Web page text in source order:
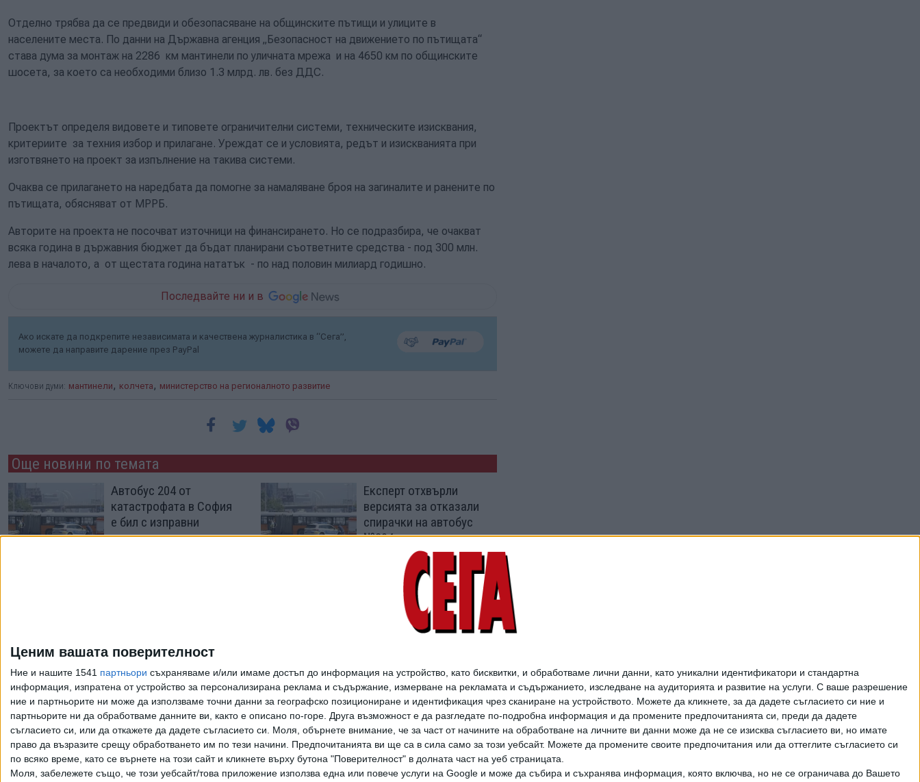
Ценим вашата поверителност
Ние и нашите 1541 партньори съхраняваме и/или имаме достъп до информация на устройство, като бисквитки, и обработваме лични данни, като уникални идентификатори и стандартна
информация, изпратена от устройство за персонализирана реклама и съдържание, измерване на рекламата и съдържанието, изследване на аудиторията и развитие на услуги. С ваше разрешение
ние и партньорите ни може да използваме точни данни за географско позициониране и идентификация чрез сканиране на устройството. Можете да кликнете, за да дадете съгласието си ние и
партньорите ни да обработваме данните ви, както е описано по-горе. Друга възможност е да разгледате по-подробна информация и да промените предпочитанията си, преди да дадете
съгласието си, или да откажете да дадете съгласието си.
Моля, обърнете внимание, че за част от начините на обработване на личните ви данни може да не се изисква съгласието ви, но имате
право да възразите срещу обработването им по тези начини. Предпочитанията ви ще са в сила само за този уебсайт. Можете да промените своите предпочитания или да оттеглите съгласието си
по всяко време, като се върнете на този сайт и кликнете върху бутона "Поверителност" в долната част на уеб страницата.
Моля, забележете също, че този уебсайт/това приложение използва една или повече услуги на Google и може да събира и съхранява информация, която включва, но не се ограничава до Вашето
Отделно трябва да се предвиди и обезопасяване на общинските пътищи и улиците в
населените места. По данни на Държавна агенция „Безопасност на движението по пътищата“
става дума за монтаж на 2286 км мантинели по уличната мрежа и на 4650 км по общинските
шосета, за което са необходими близо 1.3 млрд. лв. без ДДС.
Проектът определя видовете и типовете ограничителни системи, техническите изисквания,
критериите за техния избор и прилагане. Уреждат се и условията, редът и изискванията при
изготвянето на проект за изпълнение на такива системи.
Очаква се прилагането на наредбата да помогне за намаляване броя на загиналите и ранените по
пътищата, обясняват от МРРБ.
Авторите на проекта не посочват източници на финансирането. Но се подразбира, че очакват
всяка година в държавния бюджет да бъдат планирани съответните средства - под 300 млн.
лева в началото, а от щестата година нататък - по над половин милиард годишно.
Последвайте ни и в
Ако искате да подкрепите независимата и качествена журналистика в “Сега”,
можете да направите дарение през PayPal
Ключови думи: мантинели , колчета , министерство на регионалното развитие
Още новини по темата
Автобус 204 от
катастрофата в София
е бил с изправни
спирачки
Експерт отхвърли
версията за отказали
спирачки на автобус
№204
28 Юли 2026
превишена скорост
Мантинела удържа тир
на АМ "Струма"
Още по темата